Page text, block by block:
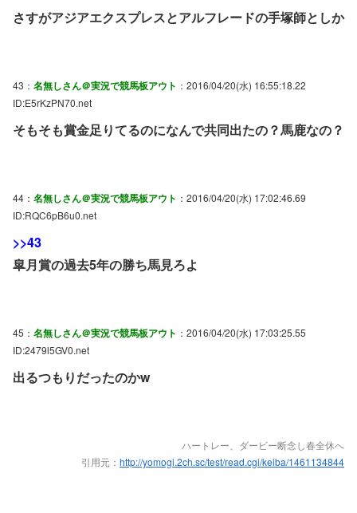
さすがアジアエクスプレスとアルフレードの手塚師としか
43： 名無しさん＠実況で競馬板アウト ：2016/04/20(水) 16:55:18.22
ID:E5rKzPN70.net
そもそも賞金足りてるのになんで共同出たの？馬鹿なの？
44： 名無しさん＠実況で競馬板アウト ：2016/04/20(水) 17:02:46.69
ID:RQC6pB6u0.net
>>43
皐月賞の過去5年の勝ち馬見ろよ
45： 名無しさん＠実況で競馬板アウト ：2016/04/20(水) 17:03:25.55
ID:2479l5GV0.net
出るつもりだったのかw
ハートレー、ダービー断念し春全休へ
引用元： http://yomogi.2ch.sc/test/read.cgi/keiba/1461134844